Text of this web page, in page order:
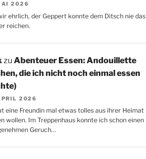
2026
ehrlich, der Geppert konnte dem Ditsch nie das
reichen.
zu Abenteuer Essen: Andouillette
die ich nicht noch einmal essen
2026
eine Freundin mal etwas tolles aus ihrer Heimat
wollen. Im Treppenhaus konnte ich schon einen
Geruch…